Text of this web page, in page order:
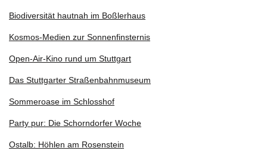
Biodiversität hautnah im Boßlerhaus
Kosmos-Medien zur Sonnenfinsternis
Open-Air-Kino rund um Stuttgart
Das Stuttgarter Straßenbahnmuseum
Sommeroase im Schlosshof
Party pur: Die Schorndorfer Woche
Ostalb: Höhlen am Rosenstein